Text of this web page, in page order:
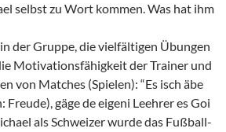
selbst zu Wort kommen. Was hat ihm
der Gruppe, die vielfältigen Übungen
Motivationsfähigkeit der Trainer und
von Matches (Spielen): “Es isch äbe
Freude), gäge de eigeni Leehrer es Goi
als Schweizer wurde das Fußball-